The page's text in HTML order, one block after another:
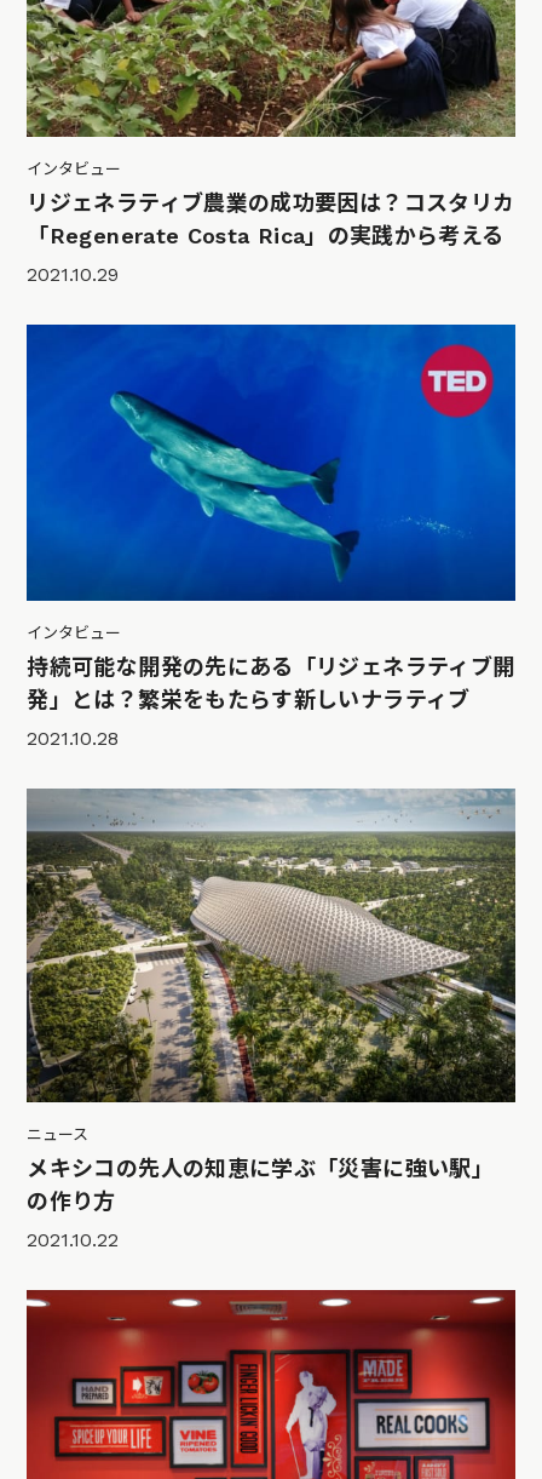
インタビュー
リジェネラティブ農業の成功要因は？コスタリカ
「Regenerate Costa Rica」の実践から考える
2021.10.29
インタビュー
持続可能な開発の先にある「リジェネラティブ開
発」とは？繁栄をもたらす新しいナラティブ
2021.10.28
ニュース
メキシコの先人の知恵に学ぶ「災害に強い駅」
の作り方
2021.10.22